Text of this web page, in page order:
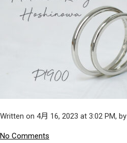
Written on 4月 16, 2023 at 3:02 PM, by
No Comments